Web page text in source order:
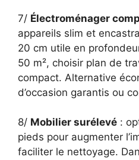
7/ Électroménager
appareils slim et
20 cm utile en
50 m², choisir plan de
compact. Alternative
d’occasion garantis ou
8/ Mobilier surélevé :
pieds pour augmenter
faciliter le nettoyage.